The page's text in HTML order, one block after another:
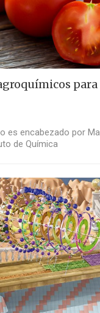
es encabezado por
de Química